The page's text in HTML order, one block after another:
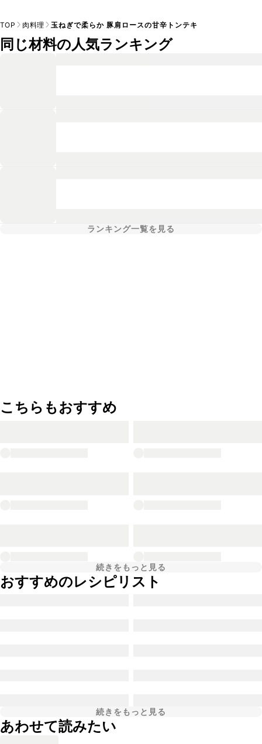
TOP 肉料理 玉ねぎで柔らか 豚肩ロースの甘辛トンテキ
同じ材料の人気ランキング
ランキング一覧を見る
こちらもおすすめ
続きをもっと見る
おすすめのレシピリスト
続きをもっと見る
あわせて読みたい